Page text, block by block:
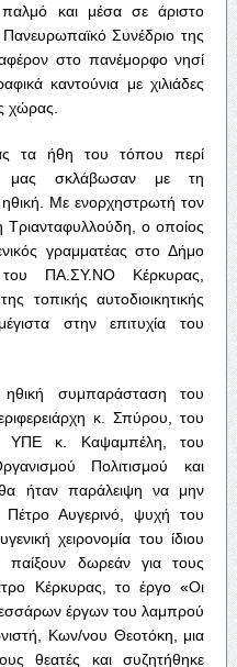
παλμό και μέσα σε άριστο
Πανευρωπαϊκό Συνέδριο της
στο πανέμορφο νησί
καντούνια με χιλιάδες
χώρας.
τα ήθη του τόπου περί
μας σκλάβωσαν με τη
Με ενορχηστρωτή τον
Τριανταφυλλούδη, ο οποίος
γραμματέας στο Δήμο
ΠΑ.ΣΥ.ΝΟ Κέρκυρας,
τοπικής αυτοδιοικητικής
στην επιτυχία του
συμπαράσταση του
κ. Σπύρου, του
κ. Καψαμπέλη, του
Πολιτισμού και
ήταν παράλειψη να μην
Αυγερινό, ψυχή του
χειρονομία του ίδιου
δωρεάν για τους
Κέρκυρας, το έργο «Οι
έργων του λαμπρού
Κων/νου Θεοτόκη, μια
θεατές και συζητήθηκε